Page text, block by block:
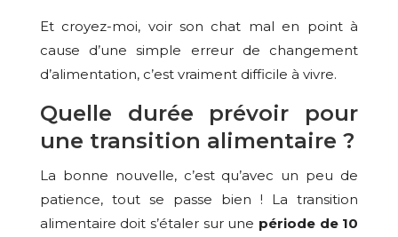
Et croyez-moi, voir son chat mal en point à
cause d’une simple erreur de changement
d’alimentation, c’est vraiment difficile à vivre.
Quelle durée prévoir pour
une transition alimentaire ?
La bonne nouvelle, c’est qu’avec un peu de
patience, tout se passe bien ! La transition
alimentaire doit s’étaler sur une période de 10